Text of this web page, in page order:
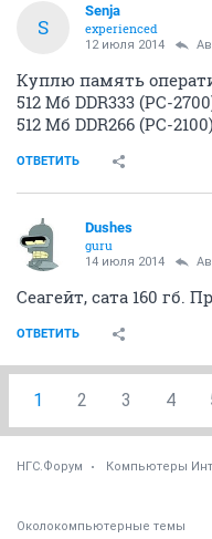
S
Senja
experienced
12 июля 2014
Куплю память
512 Мб DDR333 (PC-
512 Мб DDR266 (PC-
ОТВЕТИТЬ
Dushes
guru
14 июля 2014
Сеагейт, сата 160 гб.
ОТВЕТИТЬ
1 2 3 4
НГС.Форум Компьютеры
Околокомпьютерные темы